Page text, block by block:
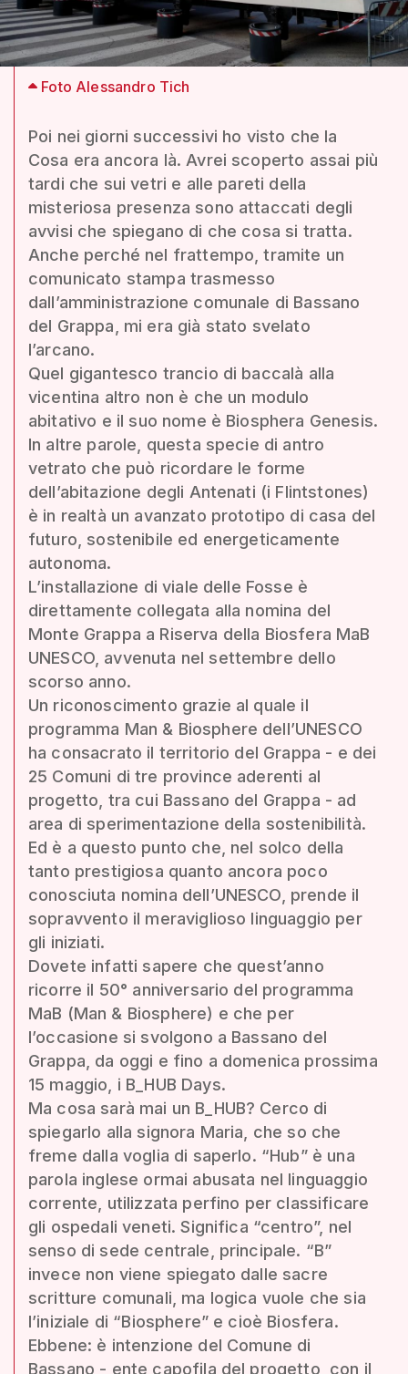
Foto Alessandro Tich
Poi nei giorni successivi ho visto che la
Cosa era ancora là. Avrei scoperto assai più
tardi che sui vetri e alle pareti della
misteriosa presenza sono attaccati degli
avvisi che spiegano di che cosa si tratta.
Anche perché nel frattempo, tramite un
comunicato stampa trasmesso
dall’amministrazione comunale di Bassano
del Grappa, mi era già stato svelato
l’arcano.
Quel gigantesco trancio di baccalà alla
vicentina altro non è che un modulo
abitativo e il suo nome è Biosphera Genesis.
In altre parole, questa specie di antro
vetrato che può ricordare le forme
dell’abitazione degli Antenati (i Flintstones)
è in realtà un avanzato prototipo di casa del
futuro, sostenibile ed energeticamente
autonoma.
L’installazione di viale delle Fosse è
direttamente collegata alla nomina del
Monte Grappa a Riserva della Biosfera MaB
UNESCO, avvenuta nel settembre dello
scorso anno.
Un riconoscimento grazie al quale il
programma Man & Biosphere dell’UNESCO
ha consacrato il territorio del Grappa - e dei
25 Comuni di tre province aderenti al
progetto, tra cui Bassano del Grappa - ad
area di sperimentazione della sostenibilità.
Ed è a questo punto che, nel solco della
tanto prestigiosa quanto ancora poco
conosciuta nomina dell’UNESCO, prende il
sopravvento il meraviglioso linguaggio per
gli iniziati.
Dovete infatti sapere che quest’anno
ricorre il 50° anniversario del programma
MaB (Man & Biosphere) e che per
l’occasione si svolgono a Bassano del
Grappa, da oggi e fino a domenica prossima
15 maggio, i B_HUB Days.
Ma cosa sarà mai un B_HUB? Cerco di
spiegarlo alla signora Maria, che so che
freme dalla voglia di saperlo. “Hub” è una
parola inglese ormai abusata nel linguaggio
corrente, utilizzata perfino per classificare
gli ospedali veneti. Significa “centro”, nel
senso di sede centrale, principale. “B”
invece non viene spiegato dalle sacre
scritture comunali, ma logica vuole che sia
l’iniziale di “Biosphere” e cioè Biosfera.
Ebbene: è intenzione del Comune di
Bassano - ente capofila del progetto, con il